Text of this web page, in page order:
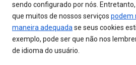
sendo configurado por nós.
que muitos de nossos serviços podem
maneira adequadase seus cookies
exemplo, pode ser que não nos
de idioma do usuário.